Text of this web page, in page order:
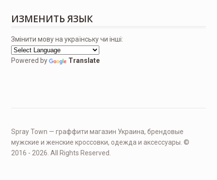
ИЗМЕНИТЬ ЯЗЫК
Змінити мову на українську чи інші:
Powered by Translate
Spray Town — граффити магазин Украина, брендовые
мужские и женские кроссовки, одежда и аксессуары. ©
2016 - 2026. All Rights Reserved.